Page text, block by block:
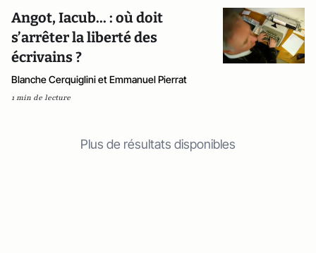
Angot, Iacub... : où doit
s’arrêter la liberté des
écrivains ?
Blanche Cerquiglini et Emmanuel Pierrat
1 min de lecture
Plus de résultats disponibles